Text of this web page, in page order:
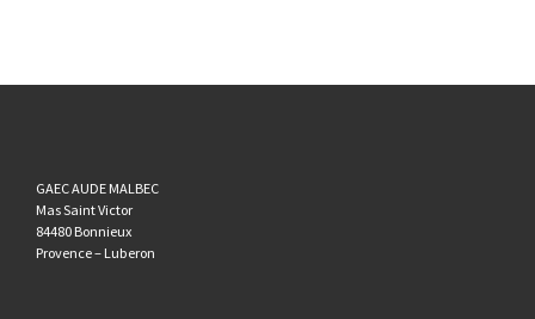
GAEC AUDE MALBEC
Mas Saint Victor
84480 Bonnieux
Provence – Luberon